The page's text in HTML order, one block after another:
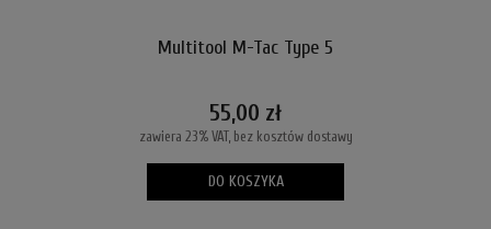
Multitool M-Tac Type 5
55,00 zł
zawiera 23% VAT, bez kosztów dostawy
DO KOSZYKA